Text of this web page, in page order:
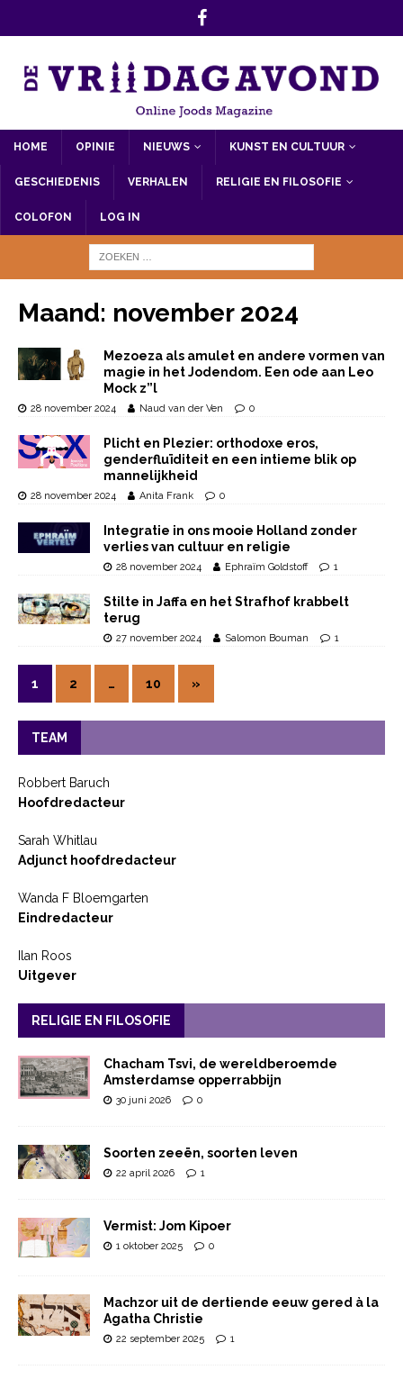
HOME OPINIE NIEUWS KUNST EN CULTUUR
GESCHIEDENIS VERHALEN RELIGIE EN FILOSOFIE
COLOFON LOG IN
Maand: november 2024
Mezoeza als amulet en andere vormen van
magie in het Jodendom. Een ode aan Leo
Mock z”l
28 november 2024 Naud van der Ven 0
Plicht en Plezier: orthodoxe eros,
genderfluïditeit en een intieme blik op
mannelijkheid
28 november 2024 Anita Frank 0
Integratie in ons mooie Holland zonder
verlies van cultuur en religie
28 november 2024 Ephraïm Goldstoff 1
Stilte in Jaffa en het Strafhof krabbelt
terug
27 november 2024 Salomon Bouman 1
1 2 … 10 »
TEAM
Robbert Baruch
Hoofdredacteur
Sarah Whitlau
Adjunct hoofdredacteur
Wanda F Bloemgarten
Eindredacteur
Ilan Roos
Uitgever
RELIGIE EN FILOSOFIE
Chacham Tsvi, de wereldberoemde
Amsterdamse opperrabbijn
30 juni 2026 0
Soorten zeeën, soorten leven
22 april 2026 1
Vermist: Jom Kipoer
1 oktober 2025 0
Machzor uit de dertiende eeuw gered à la
Agatha Christie
22 september 2025 1